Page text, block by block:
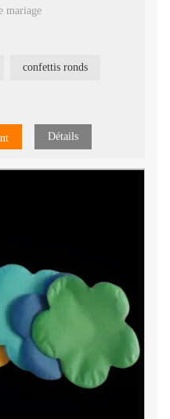
mariage
à confettis ou un
confettis ronds
Détails